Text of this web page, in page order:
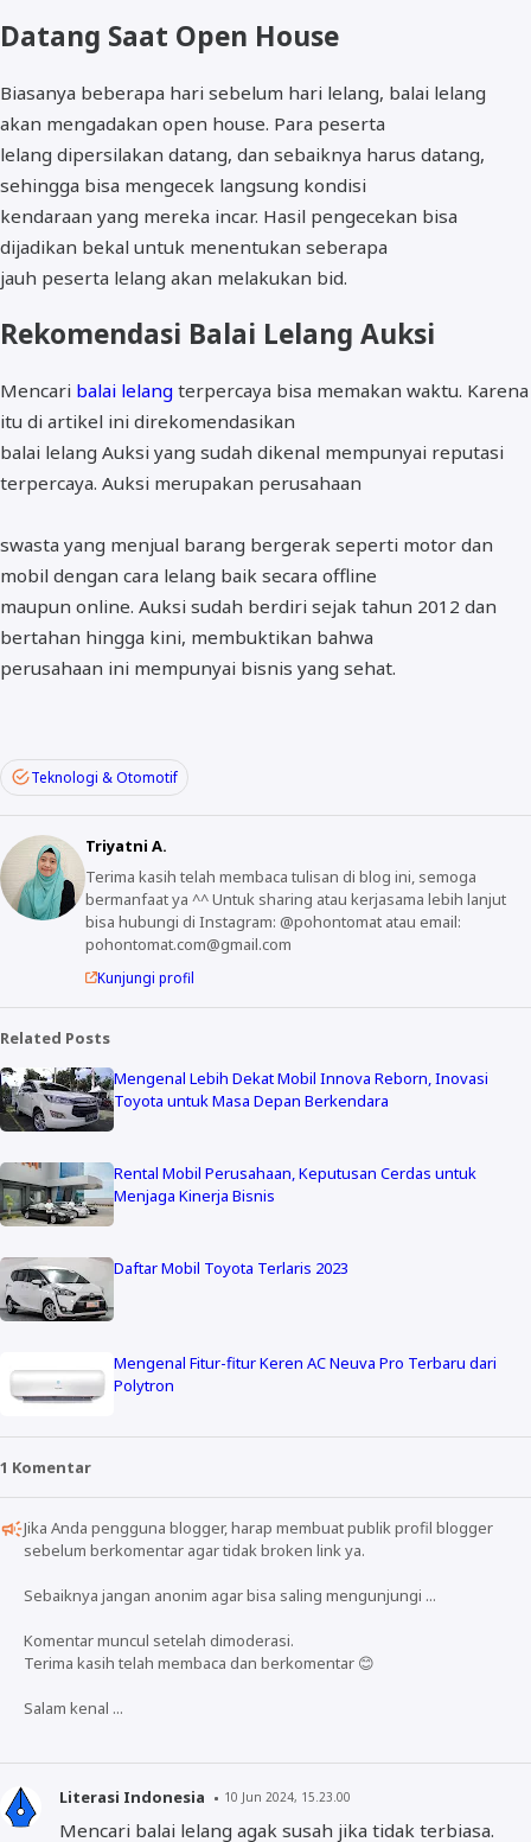
Datang Saat Open House
Biasanya beberapa hari sebelum hari lelang, balai lelang
akan mengadakan open house. Para peserta
lelang dipersilakan datang, dan sebaiknya harus datang,
sehingga bisa mengecek langsung kondisi
kendaraan yang mereka incar. Hasil pengecekan bisa
dijadikan bekal untuk menentukan seberapa
jauh peserta lelang akan melakukan bid.
Rekomendasi Balai Lelang Auksi
Mencari balai lelang terpercaya bisa memakan waktu. Karena
itu di artikel ini direkomendasikan
balai lelang Auksi yang sudah dikenal mempunyai reputasi
terpercaya. Auksi merupakan perusahaan
swasta yang menjual barang bergerak seperti motor dan
mobil dengan cara lelang baik secara offline
maupun online. Auksi sudah berdiri sejak tahun 2012 dan
bertahan hingga kini, membuktikan bahwa
perusahaan ini mempunyai bisnis yang sehat.
Teknologi & Otomotif
Triyatni A.
Terima kasih telah membaca tulisan di blog ini, semoga
bermanfaat ya ^^ Untuk sharing atau kerjasama lebih lanjut
bisa hubungi di Instagram: @pohontomat atau email:
pohontomat.com@gmail.com
Kunjungi profil
Related Posts
Mengenal Lebih Dekat Mobil Innova Reborn, Inovasi
Toyota untuk Masa Depan Berkendara
Rental Mobil Perusahaan, Keputusan Cerdas untuk
Menjaga Kinerja Bisnis
Daftar Mobil Toyota Terlaris 2023
Mengenal Fitur-fitur Keren AC Neuva Pro Terbaru dari
Polytron
1 Komentar
Jika Anda pengguna blogger, harap membuat publik profil blogger
sebelum berkomentar agar tidak broken link ya.
Sebaiknya jangan anonim agar bisa saling mengunjungi ...
Komentar muncul setelah dimoderasi.
Terima kasih telah membaca dan berkomentar 😊
Salam kenal ...
Literasi Indonesia 10 Jun 2024, 15.23.00
Mencari balai lelang agak susah jika tidak terbiasa.